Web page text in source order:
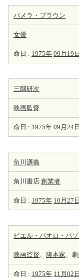
パメラ・ブラウン
女優
命日 : 1975年 09月19日
三隅研次
映画監督
命日 : 1975年 09月24日
角川源義
角川書店 創業者
命日 : 1975年 10月27日
ピエル・パオロ・パ
映画監督、 脚本家、劇
命日 : 1975年 11月02日